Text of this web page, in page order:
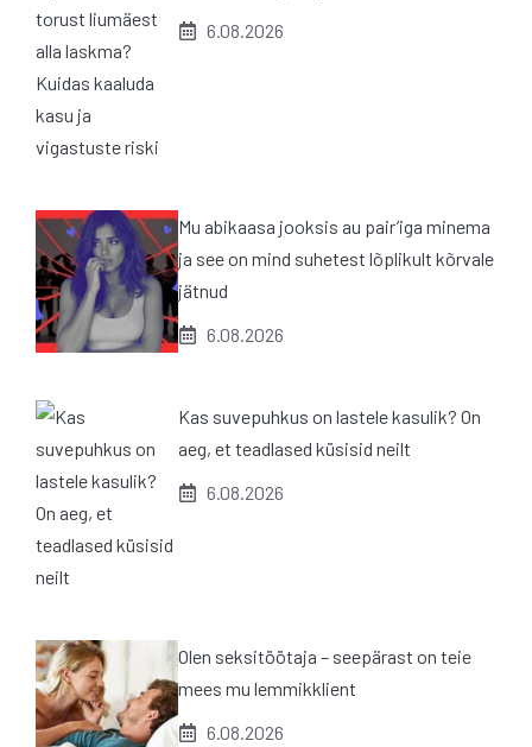
6.08.2026
Mu abikaasa jooksis au pair’iga minema
ja see on mind suhetest lõplikult kõrvale
jätnud
6.08.2026
Kas suvepuhkus on lastele kasulik? On
aeg, et teadlased küsisid neilt
6.08.2026
Olen seksitöötaja – seepärast on teie
mees mu lemmikklient
6.08.2026